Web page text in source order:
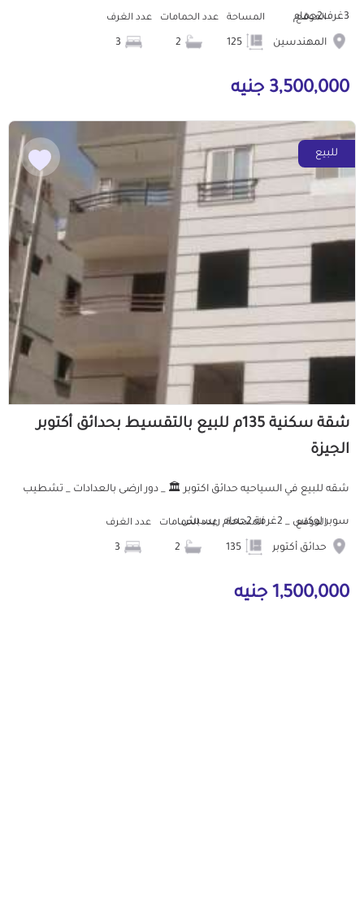
3غرف2حمام الموقع
المهندسين
المساحة عدد الحمامات عدد الغرف
3,500,000 جنيه
للبيع
شقة سكنية 135م للبيع بالتقسيط بحدائق أكتوبر
الجيزة
شقه للبيع في السياحيه حدائق اكتوبر 🏛️ _ دور ارضى بالعدادات _ تشطيب
سوبر لوكس _ 2غرفة 2حمام ريسبش...
الموقع
حدائق أكتوبر
المساحة عدد الحمامات عدد الغرف
1,500,000 جنيه